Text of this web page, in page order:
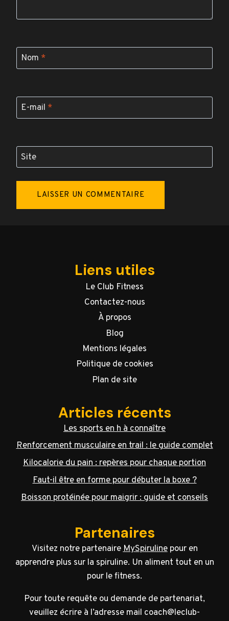
Nom *
E-mail *
Site
Liens utiles
Le Club Fitness
Contactez-nous
À propos
Blog
Mentions légales
Politique de cookies
Plan de site
Articles récents
Les sports en h à connaître
Renforcement musculaire en trail : le guide complet
Kilocalorie du pain : repères pour chaque portion
Faut-il être en forme pour débuter la boxe ?
Boisson protéinée pour maigrir : guide et conseils
Partenaires
Visitez notre partenaireMySpirulinepour en
apprendre plus sur la spiruline. Un aliment tout en un
pour le fitness.
Pour toute requête ou demande de partenariat,
veuillez écrire à l’adresse mail coach@leclub-